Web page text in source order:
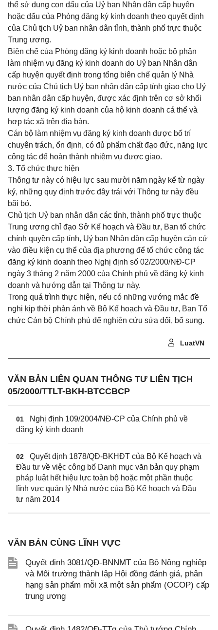
thể sử dụng con dấu của Uỷ ban Nhân dân cấp huyện
hoặc dấu của Phòng đăng ký kinh doanh theo quyết định
của Chủ tịch Uỷ ban nhân dân tỉnh, thành phố trực thuộc
Trung ương.
Biên chế của Phòng đăng ký kinh doanh hoặc bộ phận
làm nhiệm vụ đăng ký kinh doanh do Uỷ ban Nhân dân
cấp huyện quyết định trong tổng biên chế quản lý Nhà
nước của Chủ tịch Uỷ ban nhân dân cấp tỉnh giao cho Uỷ
ban nhân dân cấp huyện, được xác định trên cơ sở khối
lượng đăng ký kinh doanh của hộ kinh doanh cá thể và
hợp tác xã trên địa bàn.
Cán bộ làm nhiệm vụ đăng ký kinh doanh được bố trí
chuyên trách, ổn định, có đủ phẩm chất đạo đức, năng lực
công tác để hoàn thành nhiệm vụ được giao.
3. Tổ chức thực hiện
Thông tư này có hiệu lực sau mười năm ngày kể từ ngày
ký, những quy định trước đây trái với Thông tư này đều
bãi bỏ.
Chủ tịch Uỷ ban nhân dân các tỉnh, thành phố trực thuộc
Trung ương chỉ đạo Sở Kế hoạch và Đầu tư, Ban tổ chức
chính quyền cấp tỉnh, Uỷ ban Nhân dân cấp huyện căn cứ
vào điều kiện cụ thể của địa phương để tổ chức công tác
đăng ký kinh doanh theo Nghị định số 02/2000/NĐ-CP
ngày 3 tháng 2 năm 2000 của Chính phủ về đăng ký kinh
doanh và hướng dẫn tại Thông tư này.
Trong quá trình thực hiện, nếu có những vướng mắc đề
nghị kịp thời phản ánh về Bộ Kế hoạch và Đầu tư, Ban Tổ
chức Cán bộ Chính phủ để nghiên cứu sửa đổi, bổ sung.
LuatVN
VĂN BẢN LIÊN QUAN THÔNG TƯ LIÊN TỊCH
05/2000/TTLT-BKH-BTCCBCP
01
Nghị định 109/2004/NĐ-CP của Chính phủ về
đăng ký kinh doanh
02
Quyết định 1878/QĐ-BKHĐT của Bộ Kế hoạch và
Đầu tư về việc công bố Danh mục văn bản quy phạm
pháp luật hết hiệu lực toàn bộ hoặc một phần thuộc
lĩnh vực quản lý Nhà nước của Bộ Kế hoạch và Đầu
tư năm 2014
VĂN BẢN CÙNG LĨNH VỰC
Quyết định 3081/QĐ-BNNMT của Bộ Nông nghiệp
và Môi trường thành lập Hội đồng đánh giá, phân
hạng sản phẩm mỗi xã một sản phẩm (OCOP) cấp
trung ương